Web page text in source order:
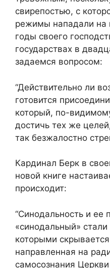
свирепостью, с
режимы нападали на
годы своего
государствах в
задаемся вопросом:
“Действительно ли
готовится
который, по-
достичь тех же
так безжалостно
Кардинал Берк в
новой книге
происходит:
“Синодальность и ее
«синодальный» стали
которыми
направленная на
самосознания